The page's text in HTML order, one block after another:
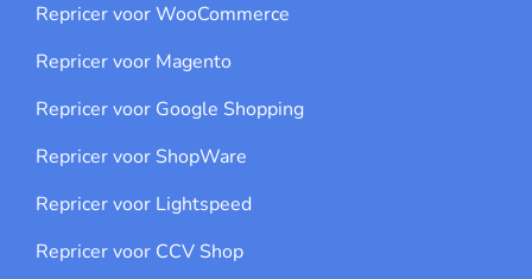
Repricer voor WooCommerce
Repricer voor Magento
Repricer voor Google Shopping
Repricer voor ShopWare
Repricer voor Lightspeed
Repricer voor CCV Shop